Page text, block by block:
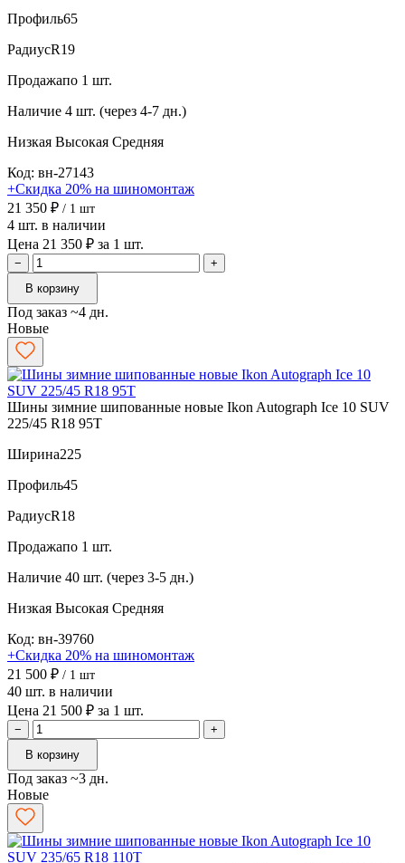
Профиль65
РадиусR19
Продажапо 1 шт.
Наличие 4 шт. (через 4-7 дн.)
Низкая Высокая Средняя
Код: вн-27143
+Скидка 20% на шиномонтаж
21 350 ₽ / 1 шт
4 шт. в наличии
Цена 21 350 ₽ за 1 шт.
−
+
В корзину
Под заказ ~4 дн.
Новые
Шины зимние шипованные новые Ikon Autograph Ice 10 SUV
225/45 R18 95T
Ширина225
Профиль45
РадиусR18
Продажапо 1 шт.
Наличие 40 шт. (через 3-5 дн.)
Низкая Высокая Средняя
Код: вн-39760
+Скидка 20% на шиномонтаж
21 500 ₽ / 1 шт
40 шт. в наличии
Цена 21 500 ₽ за 1 шт.
−
+
В корзину
Под заказ ~3 дн.
Новые